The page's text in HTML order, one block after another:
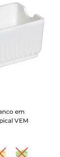
em
VEM